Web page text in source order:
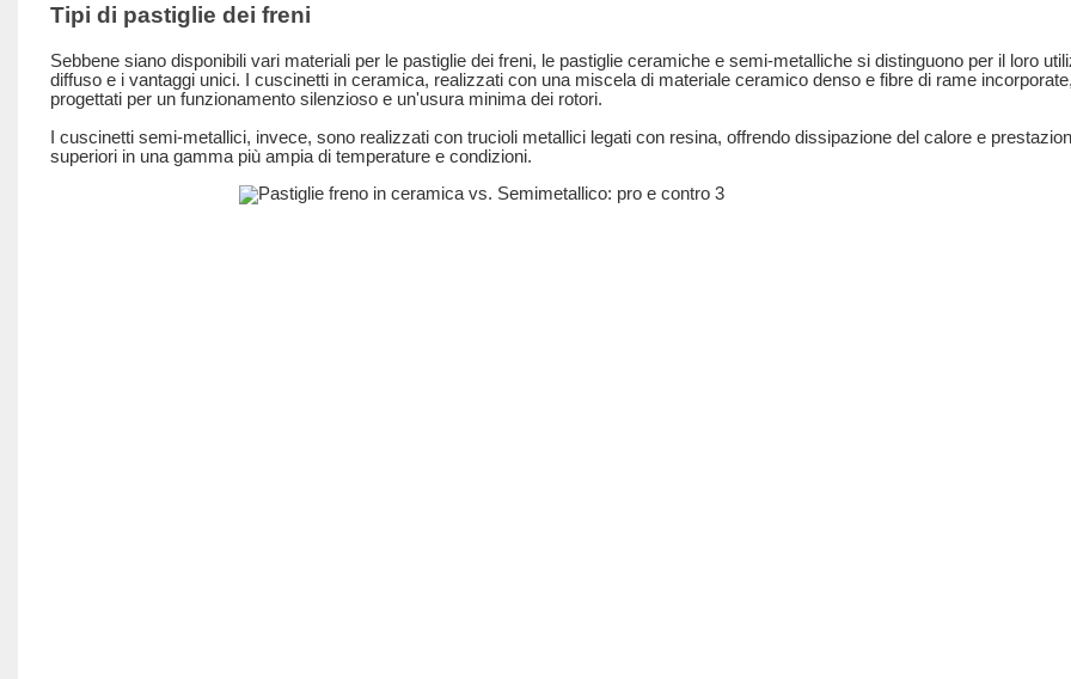
Tipi di pastiglie dei freni
Sebbene siano disponibili vari materiali per le pastiglie dei freni, le pastiglie ceramiche e semi-metalliche si distinguono per il loro
diffuso e i vantaggi unici. I cuscinetti in ceramica, realizzati con una miscela di materiale ceramico denso e fibre di rame
progettati per un funzionamento silenzioso e un'usura minima dei rotori.
I cuscinetti semi-metallici, invece, sono realizzati con trucioli metallici legati con resina, offrendo dissipazione del calore e
superiori in una gamma più ampia di temperature e condizioni.